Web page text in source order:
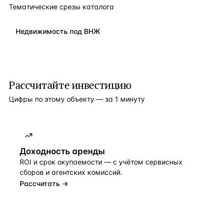
Тематические срезы каталога
Недвижимость под ВНЖ
Рассчитайте инвестицию
Цифры по этому объекту — за 1 минуту
Доходность аренды
ROI и срок окупаемости — с учётом сервисных
сборов и агентских комиссий.
Рассчитать →